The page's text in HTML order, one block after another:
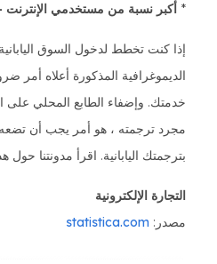
* أكبر نسبة من مستخدمي الإنترنت - 55 سنة. كبار السن
إذا كنت تخطط لدخول السوق
الديموغرافية المذكورة أعلاه أمر
خدمتك. وإضفاء الطابع المحلي
مجرد ترجمته ، هو أمر يجب أن تضعه
بترجمتك اليابانية. اقرأ مدونتنا حول
التجارة الإلكترونية
مصدر: